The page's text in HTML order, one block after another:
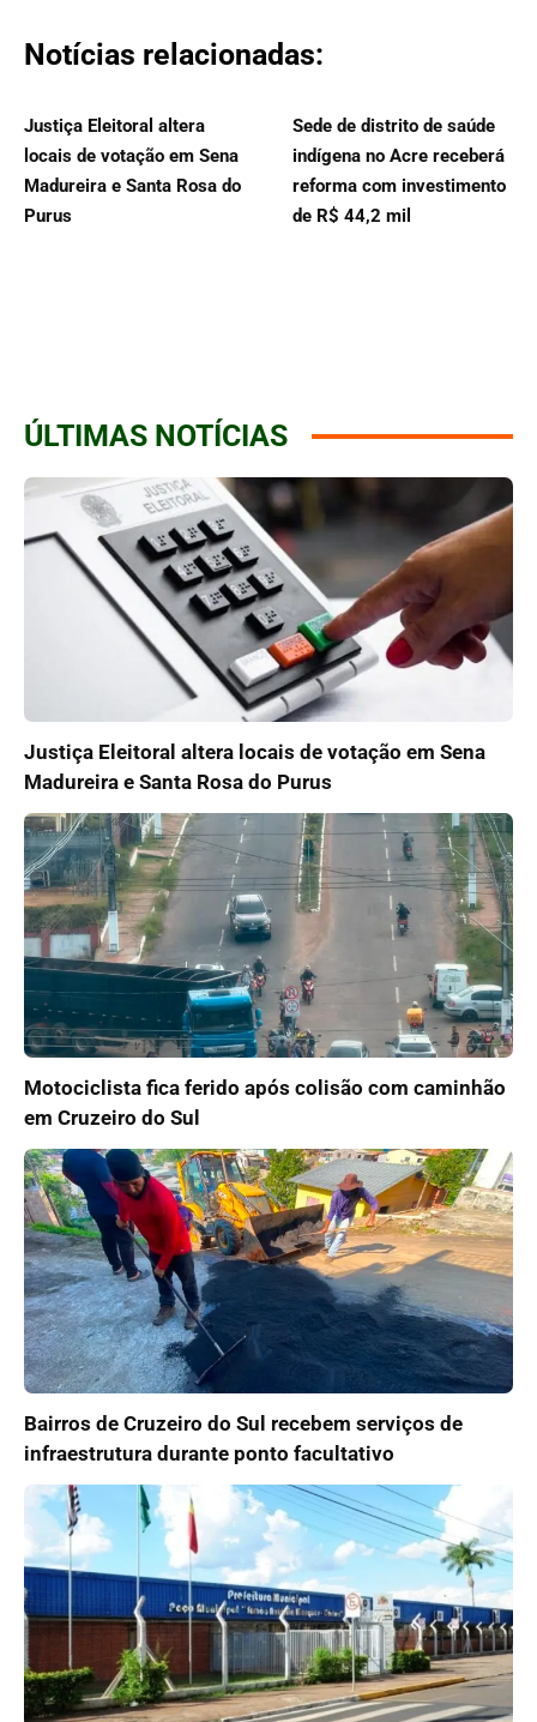
Notícias relacionadas:
Justiça Eleitoral altera
locais de votação em Sena
Madureira e Santa Rosa do
Purus
Sede de distrito de saúde
indígena no Acre receberá
reforma com investimento
de R$ 44,2 mil
ÚLTIMAS NOTÍCIAS
Justiça Eleitoral altera locais de votação em Sena
Madureira e Santa Rosa do Purus
Motociclista fica ferido após colisão com caminhão
em Cruzeiro do Sul
Bairros de Cruzeiro do Sul recebem serviços de
infraestrutura durante ponto facultativo